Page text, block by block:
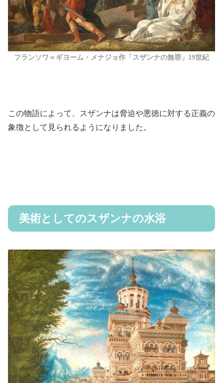
フランソワ＝ギヨーム・メナジョ作「スザンナの無罪」19世紀
この物語によって、スザンナは脅迫や悪徳に対する正義の
象徴として見られるようになりました。
美術としてのスザンナの水浴